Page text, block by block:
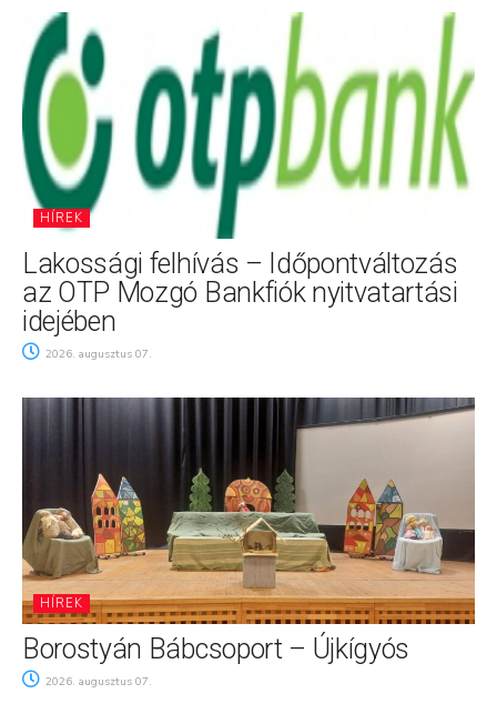
HÍREK
Lakossági felhívás – Időpontváltozás
az OTP Mozgó Bankfiók nyitvatartási
idejében
2026. augusztus 07.
HÍREK
Borostyán Bábcsoport – Újkígyós
2026. augusztus 07.